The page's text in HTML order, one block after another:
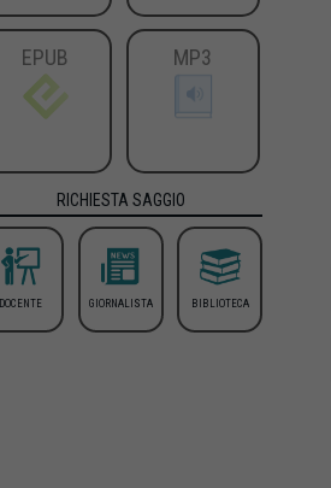
EPUB MP3
RICHIESTA SAGGIO
DOCENTE GIORNALISTA BIBLIOTECA